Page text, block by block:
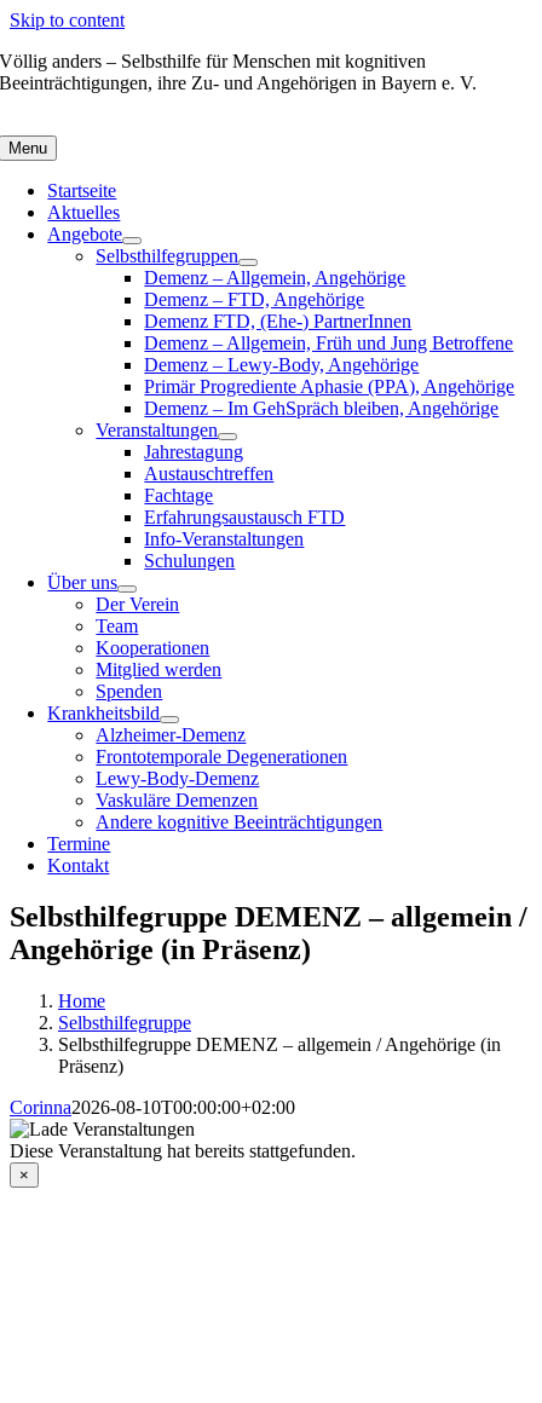
Skip to content
Völlig anders – Selbsthilfe für Menschen mit kognitiven
Beeinträchtigungen, ihre Zu- und Angehörigen in Bayern e. V.
Menu
Startseite
Aktuelles
Angebote
Selbsthilfegruppen
Demenz – Allgemein, Angehörige
Demenz – FTD, Angehörige
Demenz FTD, (Ehe-) PartnerInnen
Demenz – Allgemein, Früh und Jung Betroffene
Demenz – Lewy-Body, Angehörige
Primär Progrediente Aphasie (PPA), Angehörige
Demenz – Im GehSpräch bleiben, Angehörige
Veranstaltungen
Jahrestagung
Austauschtreffen
Fachtage
Erfahrungsaustausch FTD
Info-Veranstaltungen
Schulungen
Über uns
Der Verein
Team
Kooperationen
Mitglied werden
Spenden
Krankheitsbild
Alzheimer-Demenz
Frontotemporale Degenerationen
Lewy-Body-Demenz
Vaskuläre Demenzen
Andere kognitive Beeinträchtigungen
Termine
Kontakt
Selbsthilfegruppe DEMENZ – allgemein /
Angehörige (in Präsenz)
Home
Selbsthilfegruppe
Selbsthilfegruppe DEMENZ – allgemein / Angehörige (in
Präsenz)
Corinna2026-08-10T00:00:00+02:00
Diese Veranstaltung hat bereits stattgefunden.
×